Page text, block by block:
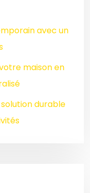
avec un
maison en
solution durable